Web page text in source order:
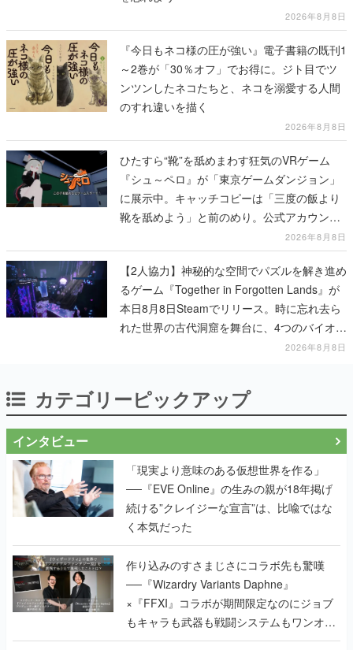
2026年8月8日
『今日もネコ様の圧が強い』電子書籍の既刊1
～2巻が「30％オフ」でお得に。ジト目でツ
ンツンしたネコたちと、ネコを溺愛する人間
のすれ違いを描く
2026年8月8日
ひたすら“靴”を舐めまわす狂気のVRゲーム
『シュ～ペロ』が「東京ゲームダンジョン」
に展示中。キャッチコピーは「三度の飯より
靴を舐めよう」と前のめり。公式アカウント
も開設され、2026年リリースに向けて開発中
2026年8月8日
【2人協力】神秘的な空間でパズルを解き進め
るゲーム『Together in Forgotten Lands』が
本日8月8日Steamでリリース。時に忘れ去ら
れた世界の古代洞窟を舞台に、4つのバイオー
2026年8月8日
カテゴリーピックアップ
インタビュー
「現実より意味のある仮想世界を作る」
──『EVE Online』の生みの親が18年掲げ
続ける”クレイジーな宣言”は、比喩ではな
く本気だった
作り込みのすさまじさにコラボ先も驚嘆
──『Wizardry Variants Daphne』
×『FFXI』コラボが期間限定なのにジョブ
もキャラも武器も戦闘システムもワンオフ
で作り込まれた理由を両ディレクターに聞